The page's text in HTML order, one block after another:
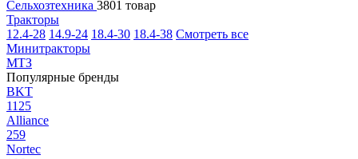
Сельхозтехника 3801 товар
Тракторы
12.4-28 14.9-24 18.4-30 18.4-38 Смотреть все
Минитракторы
МТЗ
Популярные бренды
BKT
1125
Alliance
259
Nortec